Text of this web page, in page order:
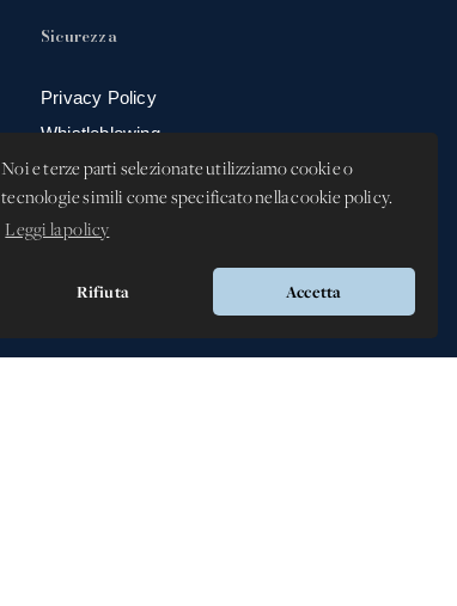
Noi e terze parti selezionate utilizziamo cookie o
tecnologie simili come specificato nella cookie policy.
Leggi la policy
Rifiuta Accetta
Sicurezza
Privacy Policy
Whistleblowing -
Segnalazione illeciti